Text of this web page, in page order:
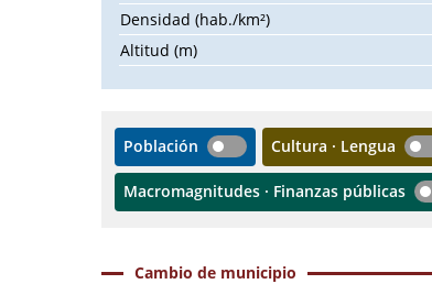
Densidad (hab./km²)
Altitud (m)
Población Cultura · Lengua
Macromagnitudes · Finanzas públicas
Cambio de municipio